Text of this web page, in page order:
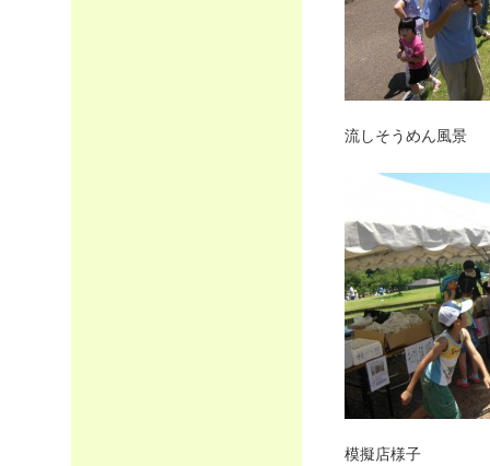
流しそうめん風景
模擬店様子